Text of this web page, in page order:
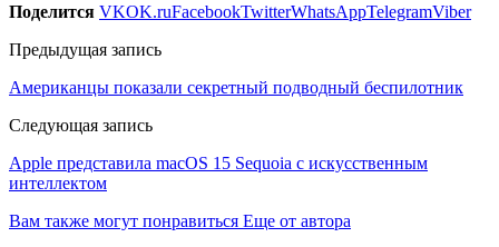
Поделится VKOK.ruFacebookTwitterWhatsAppTelegramViber
Предыдущая запись
Американцы показали секретный подводный беспилотник
Следующая запись
Apple представила macOS 15 Sequoia с искусственным
интеллектом
Вам также могут понравиться Еще от автора